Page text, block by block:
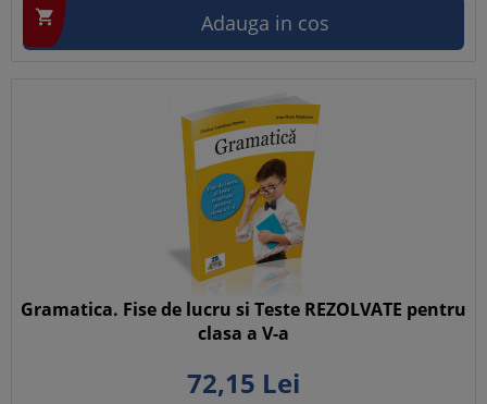
 Adauga in cos
Gramatica. Fise de lucru si Teste REZOLVATE pentru
clasa a V-a
72,15 Lei